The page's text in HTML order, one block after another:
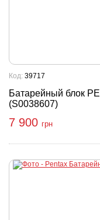
Батарейный блок
(S0038607)
Код: 39717
7 900 грн